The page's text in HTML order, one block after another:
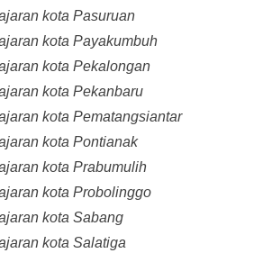
kota Pasuruan
kota Payakumbuh
kota Pekalongan
kota Pekanbaru
kota Pematangsiantar
kota Pontianak
kota Prabumulih
kota Probolinggo
kota Sabang
kota Salatiga